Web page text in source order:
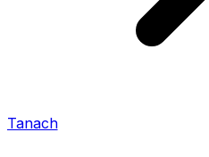
Tanach